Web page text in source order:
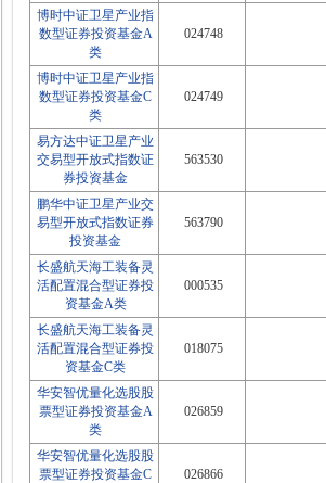
博时中证卫星产业指
数型证券投资基金A
类
024748
博时中证卫星产业指
数型证券投资基金C
类
024749
易方达中证卫星产业
交易型开放式指数证
券投资基金
563530
鹏华中证卫星产业交
易型开放式指数证券
投资基金
563790
长盛航天海工装备灵
活配置混合型证券投
资基金A类
000535
长盛航天海工装备灵
活配置混合型证券投
资基金C类
018075
华安智优量化选股股
票型证券投资基金A
类
026859
华安智优量化选股股
票型证券投资基金C
026866